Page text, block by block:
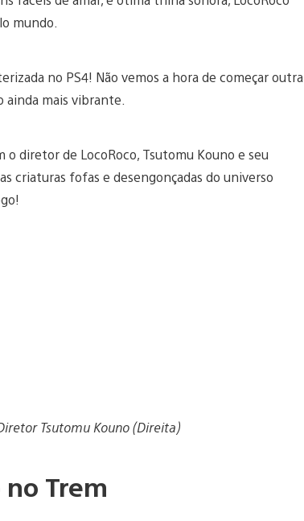
mundo.
no PS4! Não vemos a hora de começar outra
ainda mais vibrante.
diretor de LocoRoco, Tsutomu Kouno e seu
criaturas fofas e desengonçadas do universo
Tsutomu Kouno (Direita)
no Trem